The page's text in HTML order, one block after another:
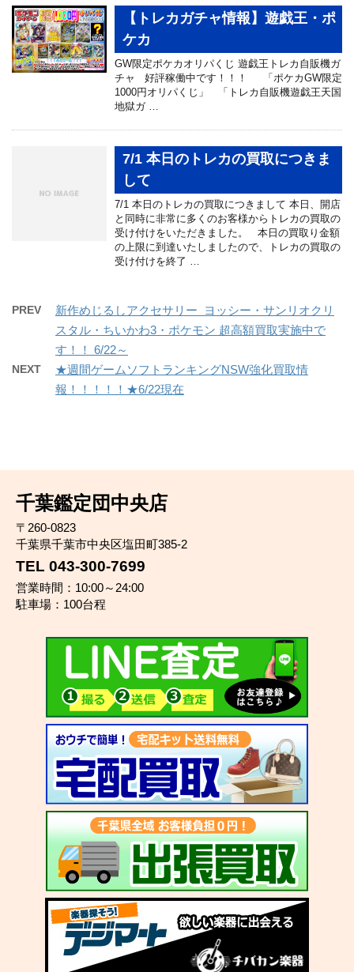
【トレカガチャ情報】遊戯王・ポ
ケカ
GW限定ポケカオリパくじ 遊戯王トレカ自販機ガ
チャ 好評稼働中です！！！ 「ポケカGW限定
1000円オリパくじ」 「トレカ自販機遊戯王天国
地獄ガ …
7/1 本日のトレカの買取につきま
して
7/1 本日のトレカの買取につきまして 本日、開店
と同時に非常に多くのお客様からトレカの買取の
受け付けをいただきました。 本日の買取り金額
の上限に到達いたしましたので、トレカの買取の
受け付けを終了 …
PREV
新作めじるしアクセサリー ヨッシー・サンリオクリ
スタル・ちいかわ3・ポケモン 超高額買取実施中で
す！！ 6/22～
NEXT
★週間ゲームソフトランキングNSW強化買取情
報！！！！！★6/22現在
千葉鑑定団中央店
〒260-0823
千葉県千葉市中央区塩田町385-2
TEL 043-300-7699
営業時間：10:00～24:00
駐車場：100台程